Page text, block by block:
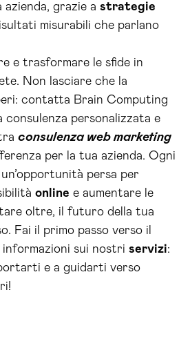
grazie a strategie
misurabili che parlano
e trasformare le sfide in
Non lasciare che la
contatta Brain Computing
consulenza personalizzata e
consulenza web marketing
per la tua azienda. Ogni
persa per
online e aumentare le
oltre, il futuro della tua
Fai il primo passo verso il
sui nostri servizi:
e a guidarti verso